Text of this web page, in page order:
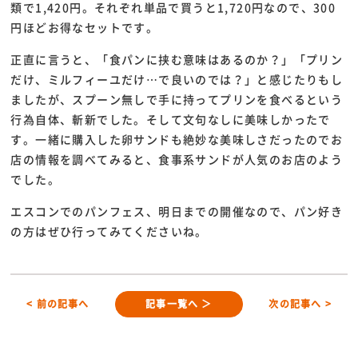
類で1,420円。それぞれ単品で買うと1,720円なので、300
円ほどお得なセットです。
正直に言うと、「食パンに挟む意味はあるのか？」「プリン
だけ、ミルフィーユだけ…で良いのでは？」と感じたりもし
ましたが、スプーン無しで手に持ってプリンを食べるという
行為自体、斬新でした。そして文句なしに美味しかったで
す。一緒に購入した卵サンドも絶妙な美味しさだったのでお
店の情報を調べてみると、食事系サンドが人気のお店のよう
でした。
エスコンでのパンフェス、明日までの開催なので、パン好き
の方はぜひ行ってみてくださいね。
< 前の記事へ 記事一覧へ ＞ 次の記事へ >